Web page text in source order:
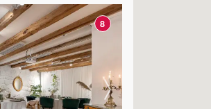
8